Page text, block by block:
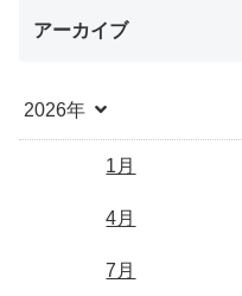
アーカイブ
2026年
1月
4月
7月